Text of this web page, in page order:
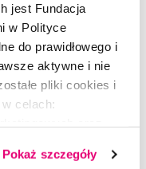
jest Fundacja
w Polityce
do prawidłowego i
aktywne i nie
pliki cookies i
celach:
technologie
Pokaż szczegóły
typem od